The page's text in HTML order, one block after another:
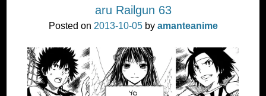
aru Railgun 63
Posted on 2013-10-05by amanteanime